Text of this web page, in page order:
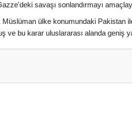
savaşı sonlandırmayı
ülke konumundaki Pakistan
ve bu karar uluslararası alanda geniş